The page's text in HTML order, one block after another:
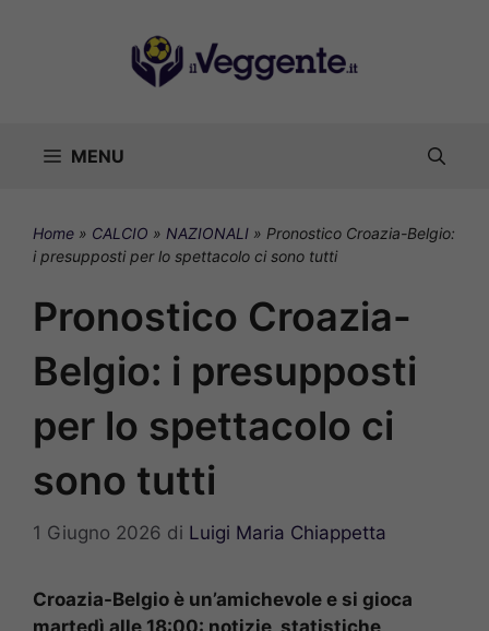
MENU
Home » CALCIO » NAZIONALI » Pronostico Croazia-Belgio:
i presupposti per lo spettacolo ci sono tutti
Pronostico Croazia-
Belgio: i presupposti
per lo spettacolo ci
sono tutti
1 Giugno 2026 di Luigi Maria Chiappetta
Croazia-Belgio è un’amichevole e si gioca